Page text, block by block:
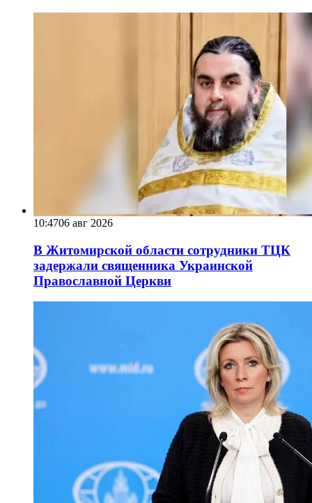
10:4706 авг 2026
В Житомирской области сотрудники ТЦК
задержали священника Украинской
Православной Церкви